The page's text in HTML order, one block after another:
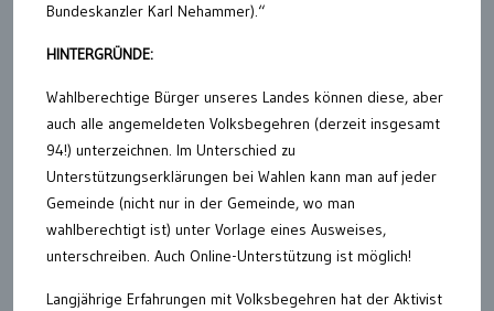
Bundeskanzler Karl Nehammer).“
HINTERGRÜNDE:
Wahlberechtige Bürger unseres Landes können diese, aber
auch alle angemeldeten Volksbegehren (derzeit insgesamt
94!) unterzeichnen. Im Unterschied zu
Unterstützungserklärungen bei Wahlen kann man auf jeder
Gemeinde (nicht nur in der Gemeinde, wo man
wahlberechtigt ist) unter Vorlage eines Ausweises,
unterschreiben. Auch Online-Unterstützung ist möglich!
Langjährige Erfahrungen mit Volksbegehren hat der Aktivist